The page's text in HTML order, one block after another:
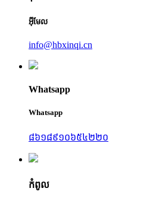
អ៊ីមែល
info@hbxinqi.cn
Whatsapp
Whatsapp
៨៦១៨៩១០៦៥៤២២០
កំពូល